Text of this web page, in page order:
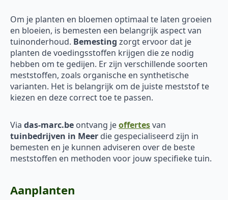
Om je planten en bloemen optimaal te laten groeien
en bloeien, is bemesten een belangrijk aspect van
tuinonderhoud. Bemesting zorgt ervoor dat je
planten de voedingsstoffen krijgen die ze nodig
hebben om te gedijen. Er zijn verschillende soorten
meststoffen, zoals organische en synthetische
varianten. Het is belangrijk om de juiste meststof te
kiezen en deze correct toe te passen.
Via das-marc.be ontvang jeoffertesvan
tuinbedrijven in Meer die gespecialiseerd zijn in
bemesten en je kunnen adviseren over de beste
meststoffen en methoden voor jouw specifieke tuin.
Aanplanten